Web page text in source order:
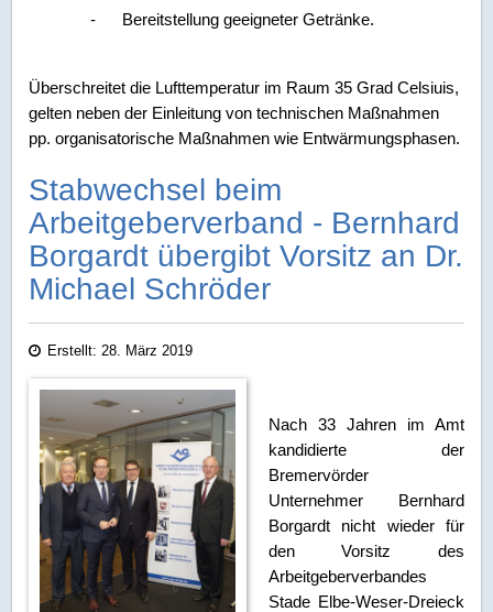
-
Bereitstellung geeigneter Getränke.
Überschreitet die Lufttemperatur im Raum 35 Grad Celsiuis,
gelten neben der Einleitung von technischen Maßnahmen
pp. organisatorische Maßnahmen wie Entwärmungsphasen.
Stabwechsel beim
Arbeitgeberverband - Bernhard
Borgardt übergibt Vorsitz an Dr.
Michael Schröder
Erstellt: 28. März 2019
Nach 33 Jahren im Amt
kandidierte der
Bremervörder
Unternehmer Bernhard
Borgardt nicht wieder für
den Vorsitz des
Arbeitgeberverbandes
Stade Elbe-Weser-Dreieck